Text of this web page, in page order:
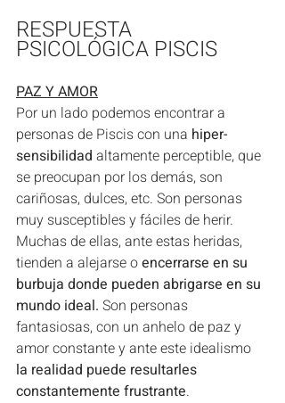
RESPUESTA
PSICOLÓGICA PISCIS
PAZ Y AMOR
Por un lado podemos encontrar a
personas de Piscis con una hiper-
sensibilidad altamente perceptible, que
se preocupan por los demás, son
cariñosas, dulces, etc. Son personas
muy susceptibles y fáciles de herir.
Muchas de ellas, ante estas heridas,
tienden a alejarse o encerrarse en su
burbuja donde pueden abrigarse en su
mundo ideal. Son personas
fantasiosas, con un anhelo de paz y
amor constante y ante este idealismo
la realidad puede resultarles
constantemente frustrante.